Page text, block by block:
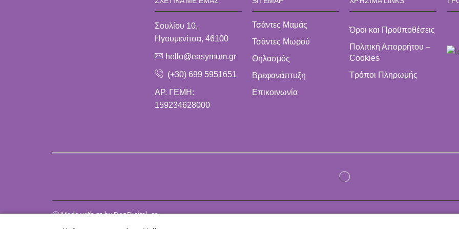
Σουλίου 10,
Ηγουμενίτσα, 46100
hello@easymum.gr
(+30) 699 5951651
ΑΡ. ΓΕΜΗ:
159234628000
Τσάντες Μαμάς
Τσάντες Μωρού
Θηλασμός
Βρεφανάπτυξη
Επικοινωνία
Όροι και Προϋποθέσεις
Πολιτική Απορρήτου –
Cookies
Τρόποι Πληρωμής
Ⓒ Made with ❤️ by DonDigital .gr